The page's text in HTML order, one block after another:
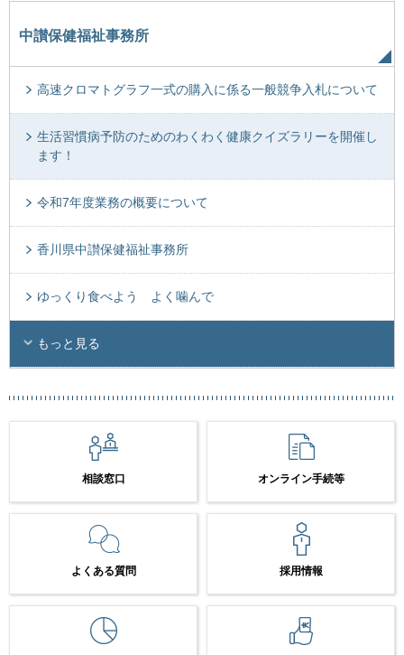
中讃保健福祉事務所
高速クロマトグラフ一式の購入に係る一般競争入札について
生活習慣病予防のためのわくわく健康クイズラリーを開催し
ます！
令和7年度業務の概要について
香川県中讃保健福祉事務所
ゆっくり食べよう よく噛んで
もっと見る
相談窓口 オンライン手続等
よくある質問 採用情報